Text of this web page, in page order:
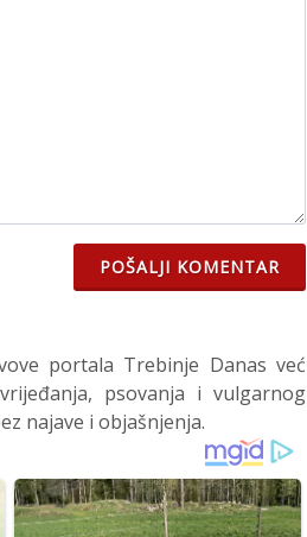
POŠALJI KOMENTAR
portala Trebinje Danas već
psovanja i vulgarnog
najave i objašnjenja.